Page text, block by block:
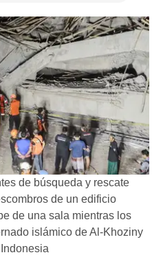
de búsqueda y rescate
de un edificio
de una sala mientras los
islámico de Al-Khoziny